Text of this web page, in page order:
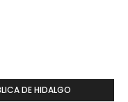
DE HIDALGO